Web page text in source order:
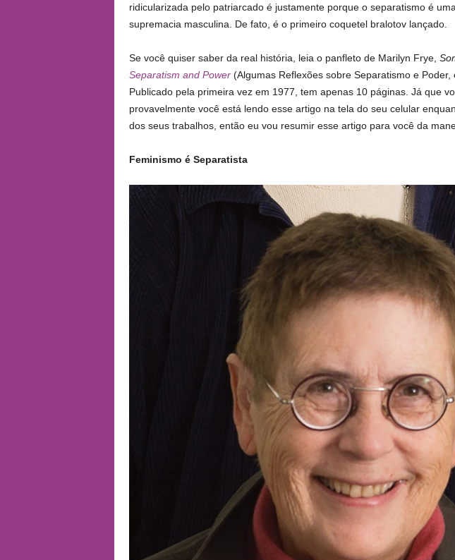
ridicularizada pelo patriarcado é justamente porque o separatismo é
supremacia masculina. De fato, é o primeiro coquetel bralotov lançado.
Se você quiser saber da real história, leia o panfleto de Marilyn Frye,
Separatism and Power(Algumas Reflexões sobre Separatismo e Poder,
Publicado pela primeira vez em 1977, tem apenas 10 páginas. Já que
provavelmente você está lendo esse artigo na tela do seu celular
dos seus trabalhos, então eu vou resumir esse artigo para você da
Feminismo é Separatista